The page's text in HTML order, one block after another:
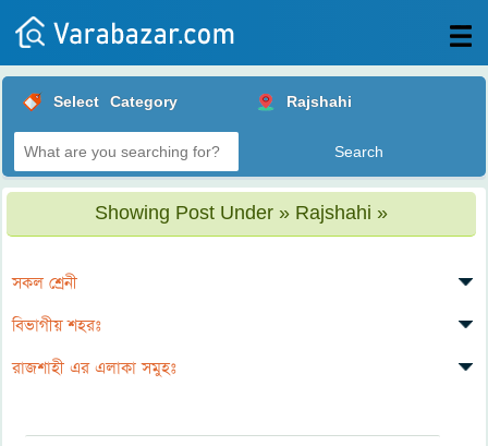
Posts
Login
Select Category Rajshahi
Showing Post Under » Rajshahi »
সকল শ্রেনী
বিভাগীয় শহরঃ
রাজশাহী এর এলাকা সমুহঃ